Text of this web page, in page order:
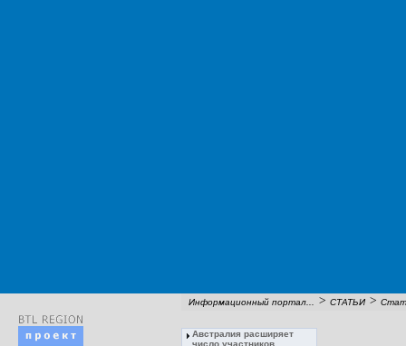
Информационный портал... > СТАТЬИ >
Австралия расширяет
число участников